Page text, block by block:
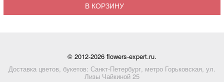
В КОРЗИНУ
© 2012-2026 flowers-expert.ru.
Доставка цветов, букетов: Санкт-Петербург, метро Горьковская, ул.
Лизы Чайкиной 25